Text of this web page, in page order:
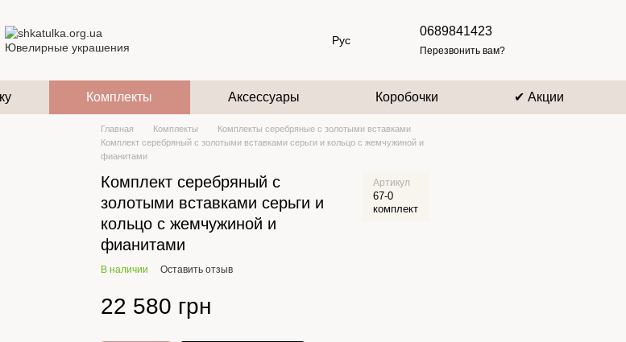
Рус
0689841423
Перезвонить вам?
Комплекты Аксессуары Коробочки ✔ Акции
Главная Комплекты
Комплекты серебряные с золотыми вставками
Комплект серебряный с золотыми вставками серьги и кольцо с жемчужиной и
фианитами
Комплект серебряный с
золотыми вставками серьги и
кольцо с жемчужиной и
фианитами
Артикул
67-0
комплект
В наличии Оставить отзыв
22 580 грн